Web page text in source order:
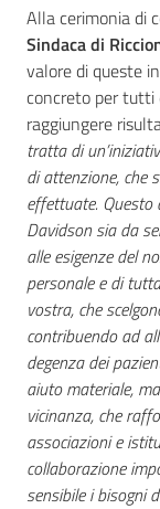
Alla cerimonia di
Sindaca di
valore di queste
concreto per tutti
raggiungere
tratta di
di attenzione, che
effettuate. Questo
Davidson sia da
alle esigenze del
personale e di
vostra, che
contribuendo ad
degenza dei
aiuto materiale,
vicinanza, che
associazioni e
collaborazione
sensibile i bisogni